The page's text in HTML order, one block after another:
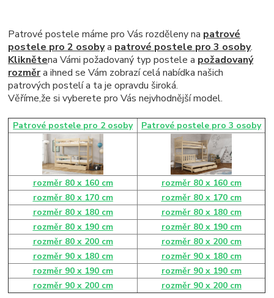
Patrové postele máme pro Vás rozděleny na patrové
postele pro 2 osobya patrové postele pro 3 osoby.
Kliknětena Vámi požadovaný typ postele a požadovaný
rozměra ihned se Vám zobrazí celá nabídka našich
patrových postelí a ta je opravdu široká.
Věříme,že si vyberete pro Vás nejvhodnější model.
Patrové postele pro 2 osoby Patrové postele pro 3 osoby
rozměr 80 x 160 cm
rozměr 80 x 160 cm
rozměr 80 x 170 cm
rozměr 80 x 170 cm
rozměr 80 x 180 cm
rozměr 80 x 180 cm
rozměr 80 x 190 cm
rozměr 80 x 190 cm
rozměr 80 x 200 cm
rozměr 80 x 200 cm
rozměr 90 x 180 cm
rozměr 90 x 180 cm
rozměr 90 x 190 cm
rozměr 90 x 190 cm
rozměr 90 x 200 cm
rozměr 90 x 200 cm